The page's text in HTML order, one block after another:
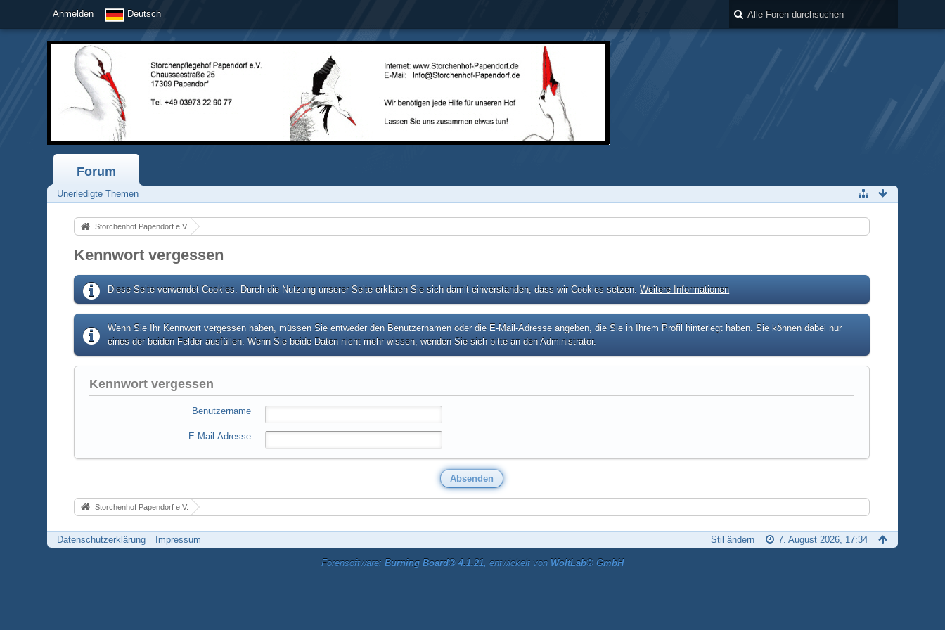
Anmelden Deutsch
Forum
Unerledigte Themen
Storchenhof Papendorf e.V.
Kennwort vergessen
Diese Seite verwendet Cookies. Durch die Nutzung unserer Seite erklären Sie sich damit einverstanden, dass wir Cookies setzen.Weitere Informationen
Wenn Sie Ihr Kennwort vergessen haben, müssen Sie entweder den Benutzernamen oder die E-Mail-Adresse angeben, die Sie in Ihrem Profil hinterlegt haben. Sie können dabei nur
eines der beiden Felder ausfüllen. Wenn Sie beide Daten nicht mehr wissen, wenden Sie sich bitte an den Administrator.
Kennwort vergessen
Benutzername
E-Mail-Adresse
Storchenhof Papendorf e.V.
Datenschutzerklärung Impressum 7. August 2026, 17:34
Stil ändern
Forensoftware: Burning Board® 4.1.21, entwickelt von WoltLab® GmbH